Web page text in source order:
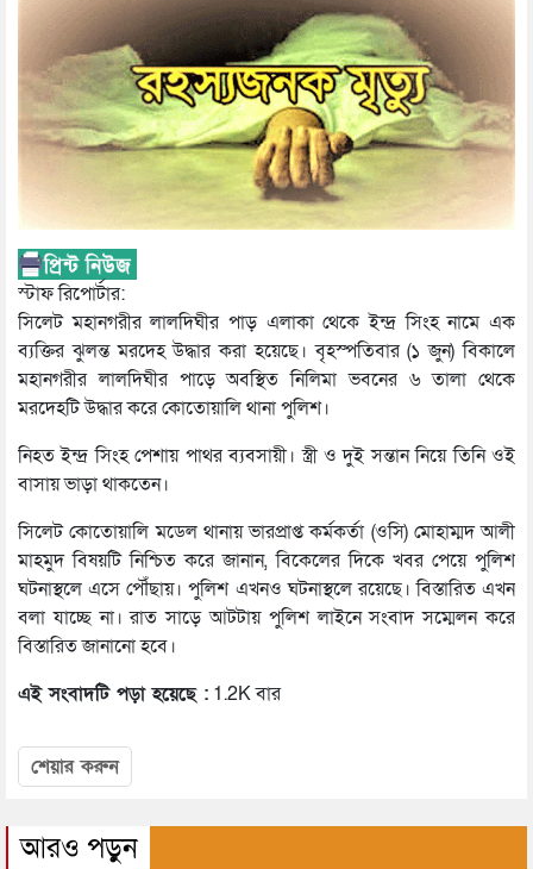
স্টাফ রিপোর্টার:
সিলেট মহানগরীর লালদিঘীর পাড় এলাকা থেকে ইন্দ্র সিংহ নামে এক
ব্যক্তির ঝুলন্ত মরদেহ উদ্ধার করা হয়েছে। বৃহস্পতিবার (১ জুন) বিকালে
মহানগরীর লালদিঘীর পাড়ে অবস্থিত নিলিমা ভবনের ৬ তালা থেকে
মরদেহটি উদ্ধার করে কোতোয়ালি থানা পুলিশ।
নিহত ইন্দ্র সিংহ পেশায় পাথর ব্যবসায়ী। স্ত্রী ও দুই সন্তান নিয়ে তিনি ওই
বাসায় ভাড়া থাকতেন।
সিলেট কোতোয়ালি মডেল থানায় ভারপ্রাপ্ত কর্মকর্তা (ওসি) মোহাম্মদ আলী
মাহমুদ বিষয়টি নিশ্চিত করে জানান, বিকেলের দিকে খবর পেয়ে পুলিশ
ঘটনাস্থলে এসে পৌঁছায়। পুলিশ এখনও ঘটনাস্থলে রয়েছে। বিস্তারিত এখন
বলা যাচ্ছে না। রাত সাড়ে আটটায় পুলিশ লাইনে সংবাদ সম্মেলন করে
বিস্তারিত জানানো হবে।
এই সংবাদটি পড়া হয়েছে : 1.2K বার
শেয়ার করুন
আরও পড়ুন